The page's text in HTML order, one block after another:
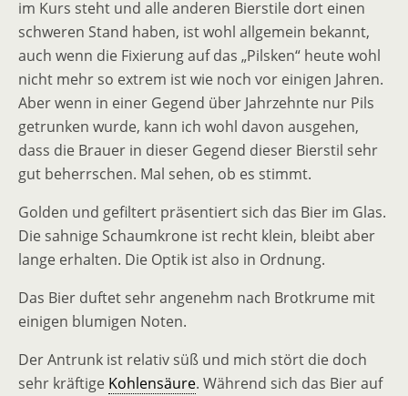
im Kurs steht und alle anderen Bierstile dort einen
schweren Stand haben, ist wohl allgemein bekannt,
auch wenn die Fixierung auf das „Pilsken“ heute wohl
nicht mehr so extrem ist wie noch vor einigen Jahren.
Aber wenn in einer Gegend über Jahrzehnte nur Pils
getrunken wurde, kann ich wohl davon ausgehen,
dass die Brauer in dieser Gegend dieser Bierstil sehr
gut beherrschen. Mal sehen, ob es stimmt.
Golden und gefiltert präsentiert sich das Bier im Glas.
Die sahnige Schaumkrone ist recht klein, bleibt aber
lange erhalten. Die Optik ist also in Ordnung.
Das Bier duftet sehr angenehm nach Brotkrume mit
einigen blumigen Noten.
Der Antrunk ist relativ süß und mich stört die doch
sehr kräftige Kohlensäure. Während sich das Bier auf